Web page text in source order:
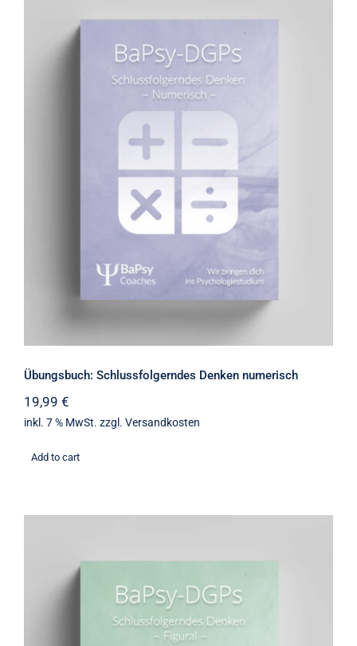
Übungsbuch: Schlussfolgerndes
Denken numerisch
Übungsbuch: Schlussfolgerndes Denken numerisch
19,99 €
inkl. 7 % MwSt. zzgl. Versandkosten
Add to cart